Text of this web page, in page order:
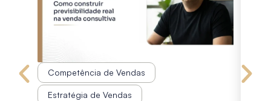
Competência de Vendas
Estratégia de Vendas